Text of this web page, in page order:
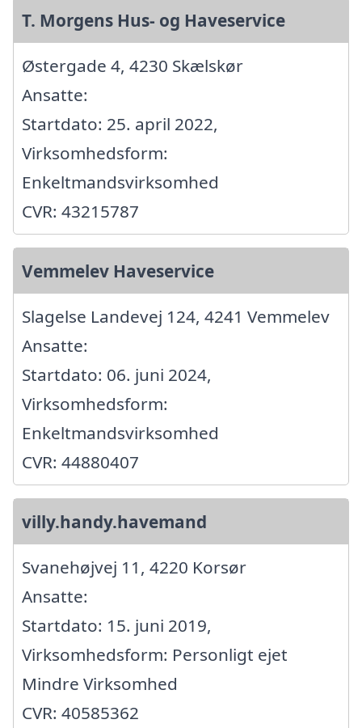
T. Morgens Hus- og Haveservice
Østergade 4, 4230 Skælskør
Ansatte:
Startdato: 25. april 2022,
Virksomhedsform:
Enkeltmandsvirksomhed
CVR: 43215787
Vemmelev Haveservice
Slagelse Landevej 124, 4241 Vemmelev
Ansatte:
Startdato: 06. juni 2024,
Virksomhedsform:
Enkeltmandsvirksomhed
CVR: 44880407
villy.handy.havemand
Svanehøjvej 11, 4220 Korsør
Ansatte:
Startdato: 15. juni 2019,
Virksomhedsform: Personligt ejet
Mindre Virksomhed
CVR: 40585362